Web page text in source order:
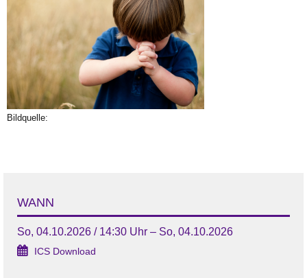
Bildquelle:
WANN
So, 04.10.2026 / 14:30 Uhr – So, 04.10.2026
ICS Download